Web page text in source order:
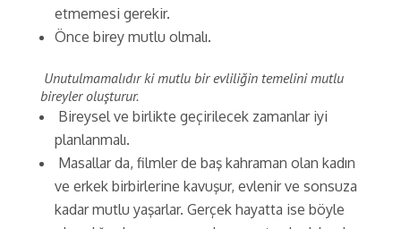
etmemesi gerekir.
Önce birey mutlu olmalı.
Unutulmamalıdır ki mutlu bir evliliğin temelini mutlu
bireyler oluşturur.
Bireysel ve birlikte geçirilecek zamanlar iyi
planlanmalı.
Masallar da, filmler de baş kahraman olan kadın
ve erkek birbirlerine kavuşur, evlenir ve sonsuza
kadar mutlu yaşarlar. Gerçek hayatta ise böyle